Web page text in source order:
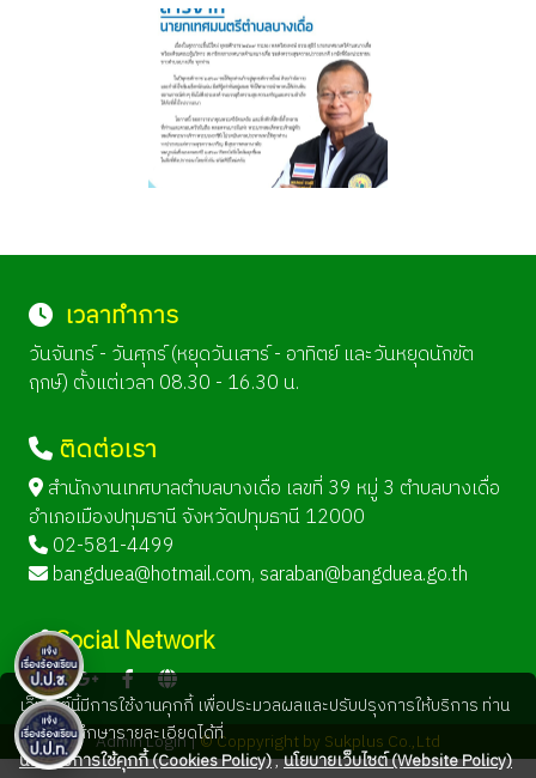
เวลาทำการ
วันจันทร์ - วันศุกร์ (หยุดวันเสาร์ - อาทิตย์ และวันหยุดนักขัต
ฤกษ์) ตั้งแต่เวลา 08.30 - 16.30 น.
ติดต่อเรา
สำนักงานเทศบาลตำบลบางเดื่อ เลขที่ 39 หมู่ 3 ตำบลบางเดื่อ
อำเภอเมืองปทุมธานี จังหวัดปทุมธานี 12000
02-581-4499
bangduea@hotmail.com, saraban@bangduea.go.th
Social Network
Admin Login |© Coppyright by Sukplus Co.,Ltd
เว็บไซต์นี้มีการใช้งานคุกกี้ เพื่อประมวลผลและปรับปรุงการให้บริการ ท่าน
สามารถศึกษารายละเอียดได้ที่
นโยบายการใช้คุกกี้ (Cookies Policy),นโยบายเว็บไซต์ (Website Policy)